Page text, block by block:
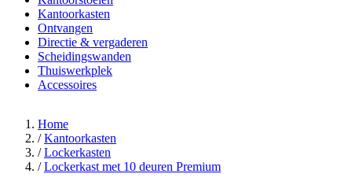
Kantoorkasten
Ontvangen
Directie & vergaderen
Scheidingswanden
Thuiswerkplek
Accessoires
Home
/ Kantoorkasten
/ Lockerkasten
/ Lockerkast met 10 deuren Premium